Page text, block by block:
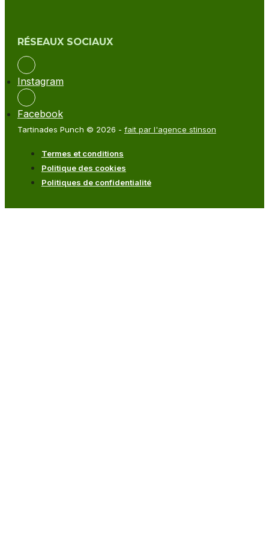
RÉSEAUX SOCIAUX
Instagram
Facebook
Tartinades Punch © 2026 - fait par l'agence stinson
Termes et conditions
Politique des cookies
Politiques de confidentialité